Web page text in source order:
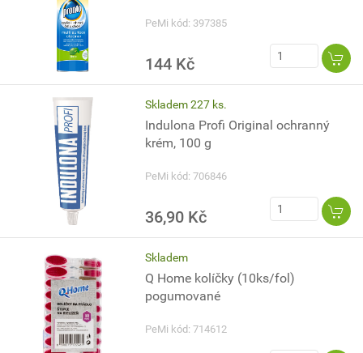
PeMi kód: 397385
144 Kč
Skladem 227 ks.
Indulona Profi Original ochranný
krém, 100 g
PeMi kód: 706846
36,90 Kč
Skladem
Q Home kolíčky (10ks/fol)
pogumované
PeMi kód: 714612